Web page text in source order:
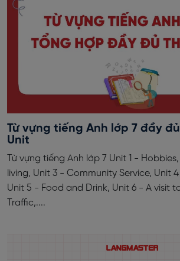
Từ vựng tiếng Anh lớp 7 đầy
Unit
Từ vựng tiếng Anh lớp 7 Unit 1 -
living, Unit 3 - Community Service, Unit
Unit 5 - Food and Drink, Unit 6 - A visit
Traffic,....